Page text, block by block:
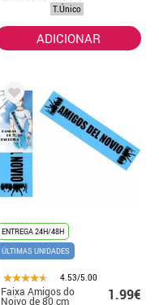
T.Único
ADICIONAR
ENTREGA 24H/48H
ÚLTIMAS UNIDADES
4.53/5.00
Faixa Amigos do
Noivo de 80 cm 1.99€